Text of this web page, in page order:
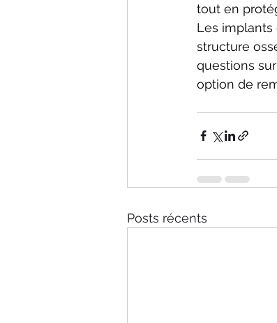
tout en
Les implants
structure
questions
option de
Posts récents